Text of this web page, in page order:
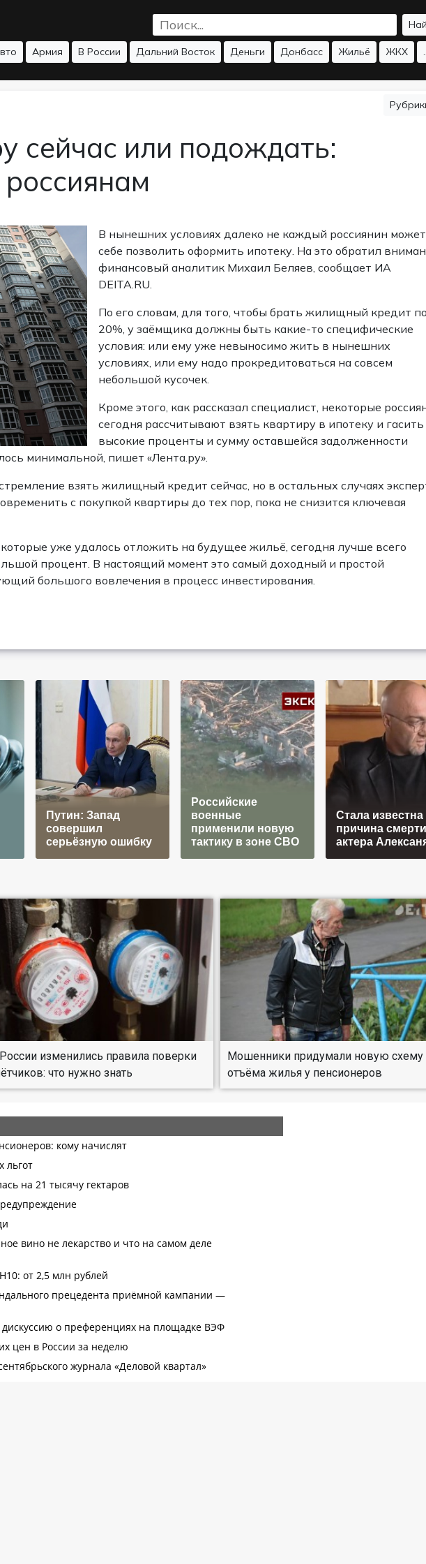
Армия В России Дальний Восток Деньги Донбасс Жильё ЖКХ
сейчас или подождать:
россиянам
В нынешних условиях далеко не каждый россиянин может
себе позволить оформить ипотеку. На это обратил
финансовый аналитик Михаил Беляев, сообщает ИА
DEITA.RU.
По его словам, для того, чтобы брать жилищный кредит
20%, у заёмщика должны быть какие-то специфические
условия: или ему уже невыносимо жить в нынешних
условиях, или ему надо прокредитоваться на совсем
небольшой кусочек.
Кроме этого, как рассказал специалист, некоторые
сегодня рассчитывают взять квартиру в ипотеку и гасить
высокие проценты и сумму оставшейся задолженности
минимальной, пишет «Лента.ру».
взять жилищный кредит сейчас, но в остальных случаях
с покупкой квартиры до тех пор, пока не снизится ключевая
уже удалось отложить на будущее жильё, сегодня лучше всего
процент. В настоящий момент это самый доходный и простой
большого вовлечения в процесс инвестирования.
Путин: Запад
совершил
серьёзную ошибку
Российские
военные
применили новую
тактику в зоне СВО
Стала известна
причина смерти
актера
изменились правила поверки
что нужно знать
Мошенники придумали новую схему
отъёма жилья у пенсионеров